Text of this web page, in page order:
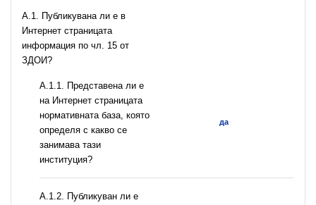
A.1. Публикувана ли е в
Интернет страницата
информация по чл. 15 от
ЗДОИ?
A.1.1. Представена ли е
на Интернет страницата
нормативната база, която
определя с какво се
занимава тази
институция?
да
A.1.2. Публикуван ли е